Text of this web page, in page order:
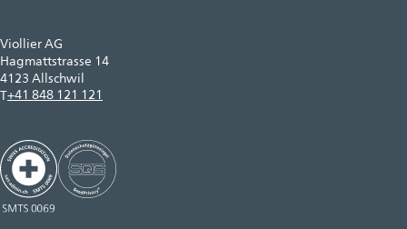
Viollier AG
Hagmattstrasse 14
4123 Allschwil
T+41 848 121 121